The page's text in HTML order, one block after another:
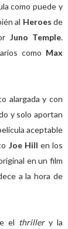
como puede y
al Heroesde
Juno Temple.
como Max
alargada y con
y solo aportan
aceptable
Joe Hill en los
en un film
a la hora de
el thrillery la